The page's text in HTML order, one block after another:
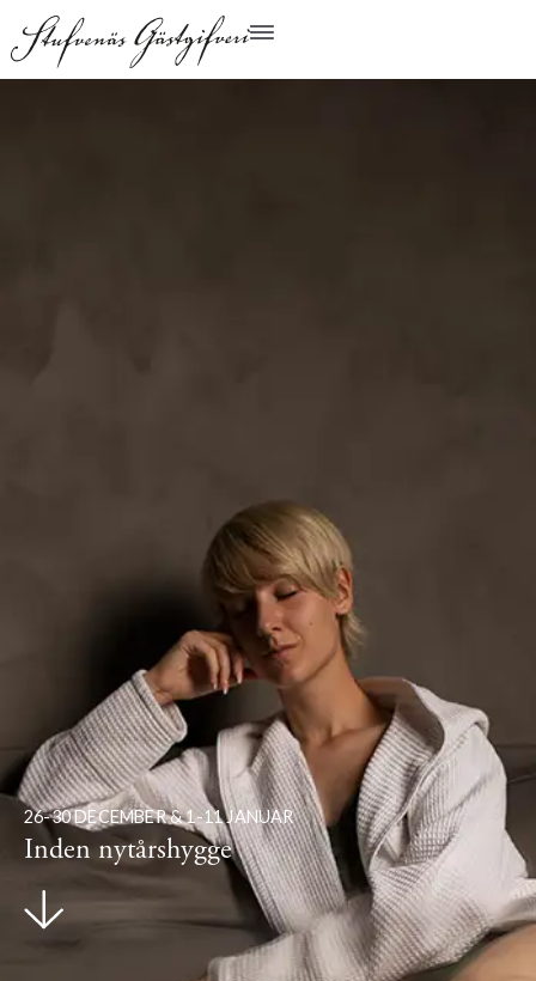
26-30 DECEMBER & 1-11 JANUAR
Inden nytårshygge